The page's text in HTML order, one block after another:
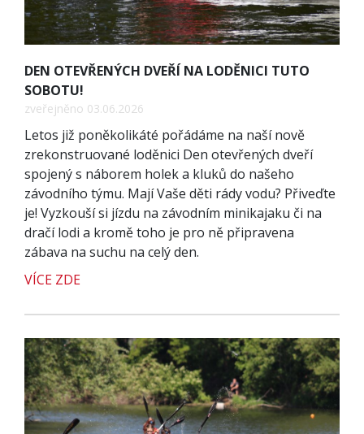
DEN OTEVŘENÝCH DVEŘÍ NA LODĚNICI TUTO
SOBOTU!
zveřejněno 03.06.2026
Letos již poněkolikáté pořádáme na naší nově
zrekonstruované loděnici Den otevřených dveří
spojený s náborem holek a kluků do našeho
závodního týmu. Mají Vaše děti rády vodu? Přiveďte
je! Vyzkouší si jízdu na závodním minikajaku či na
dračí lodi a kromě toho je pro ně připravena
zábava na suchu na celý den.
VÍCE ZDE